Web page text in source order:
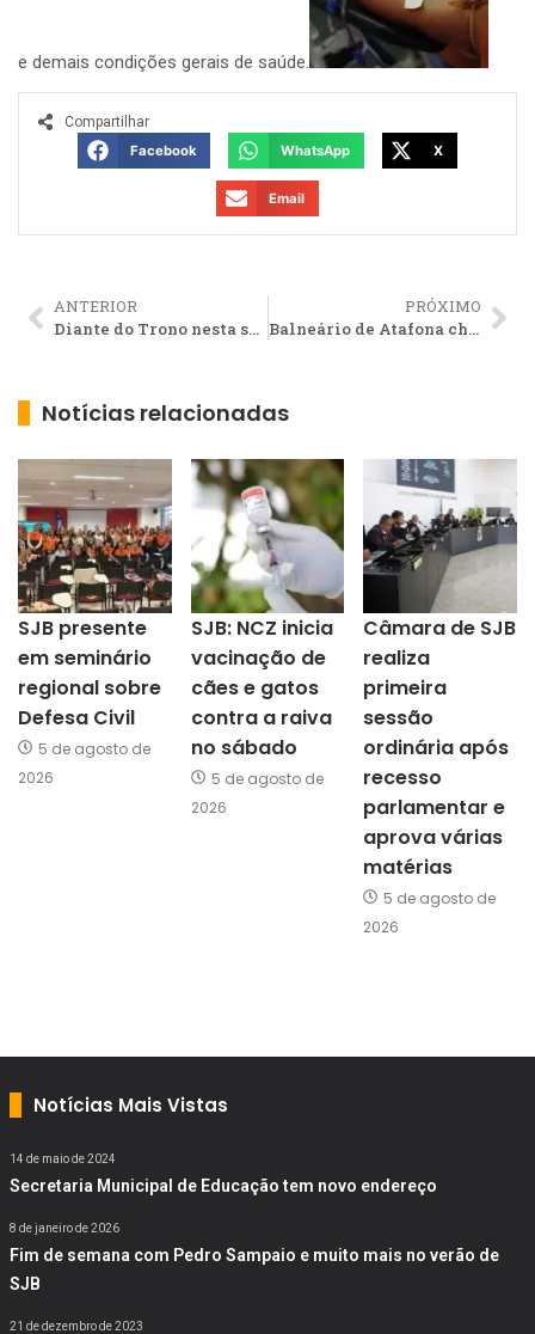
e demais condições gerais de saúde.
Compartilhar
Facebook
WhatsApp X
Email
ANTERIOR
Diante do Trono nesta sexta-feira no Adora São João da Barra
PRÓXIMO
Balneário de Atafona cheio em noite de adoração com Diante do Trono
Notícias relacionadas
SJB presente
em seminário
regional sobre
Defesa Civil
5 de agosto de
2026
SJB: NCZ inicia
vacinação de
cães e gatos
contra a raiva
no sábado
5 de agosto de
2026
Câmara de SJB
realiza
primeira
sessão
ordinária após
recesso
parlamentar e
aprova várias
matérias
5 de agosto de
2026
Notícias Mais Vistas
14 de maio de 2024
Secretaria Municipal de Educação tem novo endereço
8 de janeiro de 2026
Fim de semana com Pedro Sampaio e muito mais no verão de
SJB
21 de dezembro de 2023